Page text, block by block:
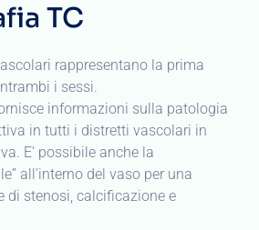
TC
rappresentano la prima
i sessi.
informazioni sulla patologia
in tutti i distretti vascolari in
E’ possibile anche la
all’interno del vaso per una
di stenosi, calcificazione e